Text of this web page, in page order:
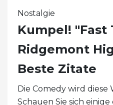
Nostalgie
Kumpel! "Fast
Ridgemont
Beste Zitate
Die Comedy wird diese
Schauen Sie sich